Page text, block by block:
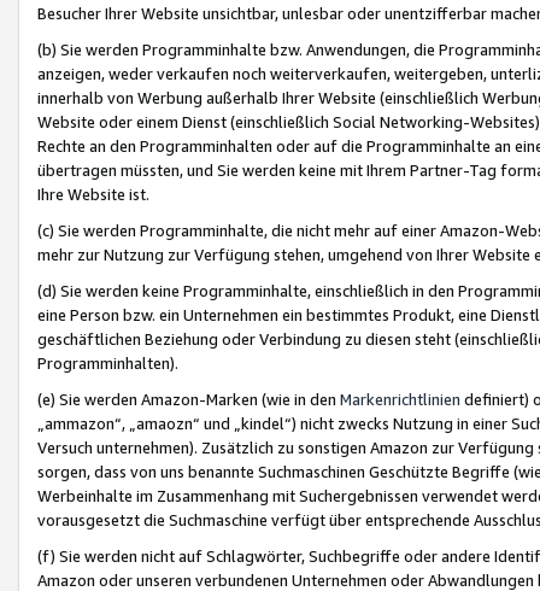
Besucher Ihrer Website unsichtbar, unlesbar oder unentzifferbar
(b) Sie werden Programminhalte bzw. Anwendungen, die
anzeigen, weder verkaufen noch weiterverkaufen, weitergeben,
innerhalb von Werbung außerhalb Ihrer Website (einschließlich
Website oder einem Dienst (einschließlich Social Networking-
Rechte an den Programminhalten oder auf die Programminhalte an
übertragen müssten, und Sie werden keine mit Ihrem Partner-Tag
Ihre Website ist.
(c) Sie werden Programminhalte, die nicht mehr auf einer Amazon-
mehr zur Nutzung zur Verfügung stehen, umgehend von Ihrer
(d) Sie werden keine Programminhalte, einschließlich in den
eine Person bzw. ein Unternehmen ein bestimmtes Produkt, eine
geschäftlichen Beziehung oder Verbindung zu diesen steht
Programminhalten).
(e) Sie werden Amazon-Marken (wie in den Markenrichtlinien definiert)
„ammazon“, „amaozn“ und „kindel“) nicht zwecks Nutzung in einer
Versuch unternehmen). Zusätzlich zu sonstigen Amazon zur
sorgen, dass von uns benannte Suchmaschinen Geschützte Begriffe
Werbeinhalte im Zusammenhang mit Suchergebnissen verwendet
vorausgesetzt die Suchmaschine verfügt über entsprechende
(f) Sie werden nicht auf Schlagwörter, Suchbegriffe oder andere
Amazon oder unseren verbundenen Unternehmen oder